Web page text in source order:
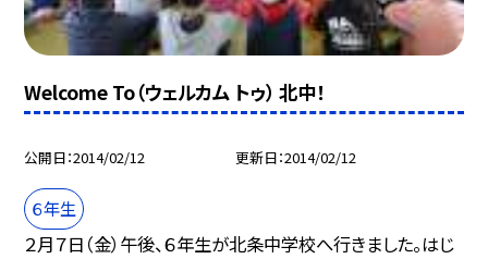
Welcome To（ウェルカム トゥ） 北中！
公開日 2014/02/12 更新日 2014/02/12
６年生
２月７日（金）午後、６年生が北条中学校へ行きました。はじ